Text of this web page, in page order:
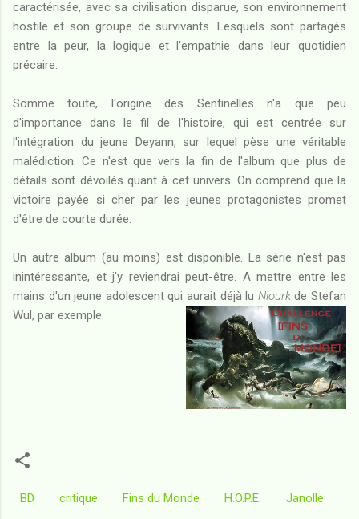
caractérisée, avec sa civilisation disparue, son environnement
hostile et son groupe de survivants. Lesquels sont partagés
entre la peur, la logique et l'empathie dans leur quotidien
précaire.
Somme toute, l'origine des Sentinelles n'a que peu
d'importance dans le fil de l'histoire, qui est centrée sur
l'intégration du jeune Deyann, sur lequel pèse une véritable
malédiction. Ce n'est que vers la fin de l'album que plus de
détails sont dévoilés quant à cet univers. On comprend que la
victoire payée si cher par les jeunes protagonistes promet
d'être de courte durée.
Un autre album (au moins) est disponible. La série n'est pas
inintéressante, et j'y reviendrai peut-être. A mettre entre les
mains d'un jeune adolescent qui aurait déjà lu Niourkde Stefan
Wul, par exemple.
BD critique Fins du Monde H.O.P.E. Janolle